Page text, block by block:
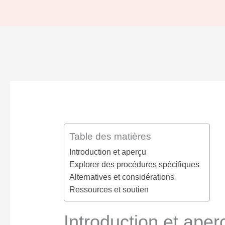
Table des matières
Introduction et aperçu
Explorer des procédures spécifiques
Alternatives et considérations
Ressources et soutien